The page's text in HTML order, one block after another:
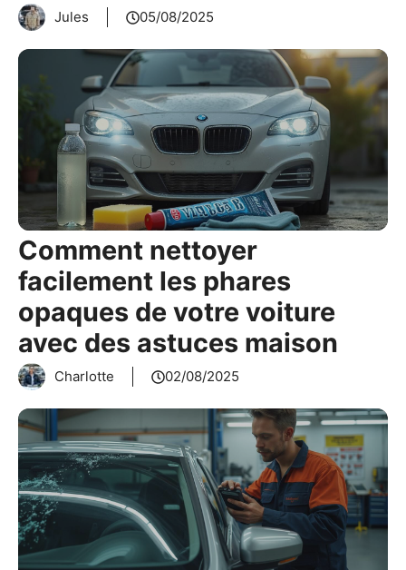
Jules 05/08/2025
Comment nettoyer
facilement les phares
opaques de votre voiture
avec des astuces maison
Charlotte 02/08/2025